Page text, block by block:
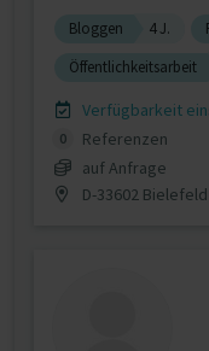
Bloggen 4 J.
Öffentlichkeitsarbeit
Verfügbarkeit
0
Referenzen
auf Anfrage
D-33602 Bielefeld